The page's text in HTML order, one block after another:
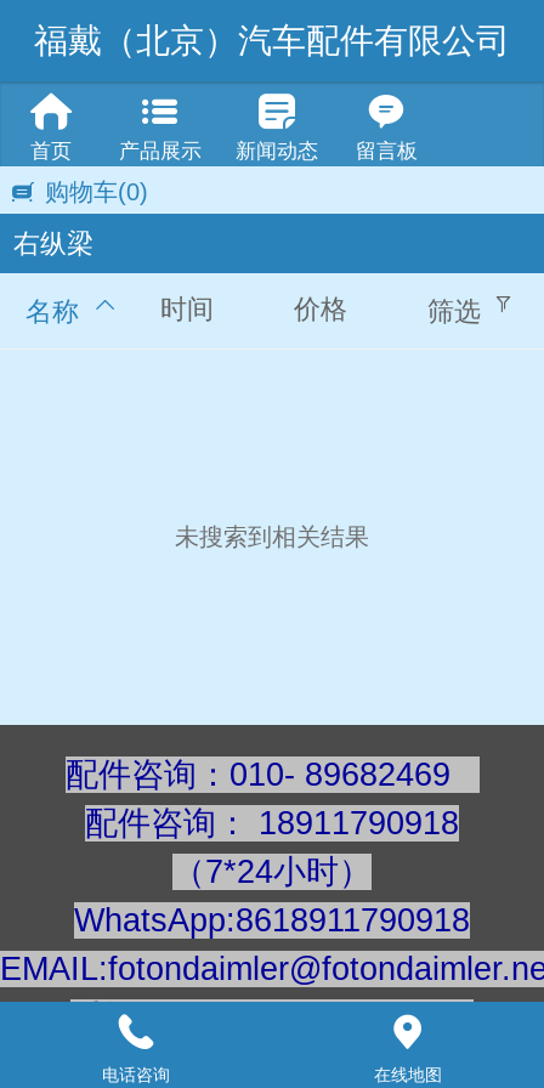
福戴（北京）汽车配件有限公司
首页 产品展示 新闻动态 留言板
购物车(0)
右纵梁
名称 时间 价格 筛选
未搜索到相关结果
配件咨询：010- 89682469
配件咨询 ： 18911790918
（7*24小时）
WhatsApp:8618911790918
手机/微信：18911790918
建议用电脑浏览更清楚
电话咨询 在线地图